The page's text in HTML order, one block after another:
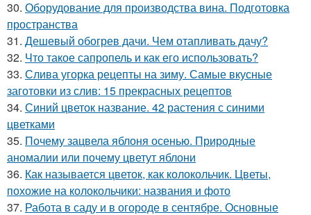
30. Оборудование для производства вина. Подготовка
пространства
31. Дешевый обогрев дачи. Чем отапливать дачу?
32. Что такое сапропель и как его использовать?
33. Слива угорка рецепты на зиму. Самые вкусные
заготовки из слив: 15 прекрасных рецептов
34. Синий цветок название. 42 растения с синими
цветками
35. Почему зацвела яблоня осенью. Природные
аномалии или почему цветут яблони
36. Как называется цветок, как колокольчик. Цветы,
похожие на колокольчики: названия и фото
37. Работа в саду и в огороде в сентябре. Основные